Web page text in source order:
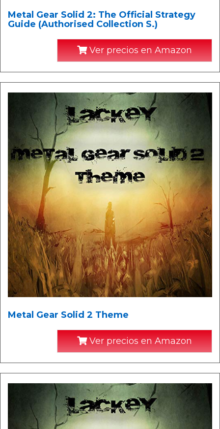
Metal Gear Solid 2: The Official Strategy
Guide (Authorised Collection S.)
Ver precios en Amazon
Metal Gear Solid 2 Theme
Ver precios en Amazon